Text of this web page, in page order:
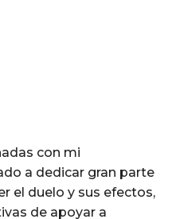
con mi
a dedicar gran parte
el duelo y sus efectos,
de apoyar a